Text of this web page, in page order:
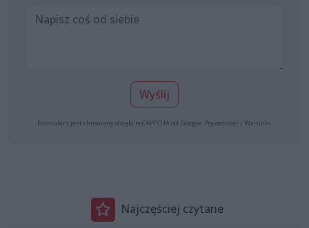
Wyślij
Formularz jest chroniony dzięki reCAPTCHA od Google: Prywatność | Warunki
Najczęściej czytane